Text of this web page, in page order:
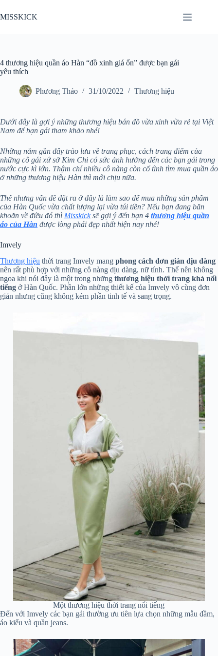
đến
phần
MISSKICK
4 thương hiệu quần áo Hàn “đồ xinh giá ổn” được bạn gái
yêu thích
Phương Thảo 31/10/2022 Thương hiệu
Dưới đây là gợi ý những thương hiệu bán đồ vừa xinh vừa rẻ tại Việt
Nam để bạn gái tham khảo nhé!
Những năm gần đây trào lưu về trang phục, cách trang điểm của
những cô gái xứ sở Kim Chi có sức ảnh hưởng đến các bạn gái trong
nước cực kì lớn. Thậm chí nhiều cô nàng còn cố tình tìm mua quần áo
ở những thương hiệu Hàn thì mới chịu nữa.
Thế nhưng vấn đề đặt ra ở đây là làm sao để mua những sản phẩm
của Hàn Quốc vừa chất lượng lại vừa túi tiền? Nếu bạn đang băn
khoăn về điều đó thì Misskicksẽ gợi ý đến bạn 4 thương hiệu quần
áo của Hàn được lòng phái đẹp nhất hiện nay nhé!
Imvely
Thương hiệu thời trang Imvely mang phong cách đơn giản dịu dàng
nên rất phù hợp với những cô nàng dịu dàng, nữ tính. Thế nên không
ngoa khi nói đây là một trong những thương hiệu thời trang khá nổi
tiếng ở Hàn Quốc. Phần lớn những thiết kế của Imvely vô cùng đơn
giản nhưng cũng không kém phần tinh tế và sang trọng.
Một thương hiệu thời trang nổi tiếng
Đến với Imvely các bạn gái thường ưu tiên lựa chọn những mẫu đầm,
áo kiểu và quần jeans.